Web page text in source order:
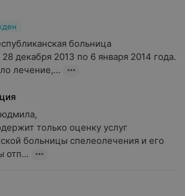
больница
декабря 2013 по 6 января 2014 года.
лечение,...
только оценку услуг
больницы спелеолечения и его
отп...